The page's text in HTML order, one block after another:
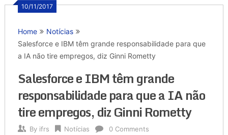
10/11/2017
Home
Notícias
Salesforce e IBM têm grande responsabilidade para que
a IA não tire empregos, diz Ginni Rometty
Salesforce e IBM têm grande
responsabilidade para que a IA não
tire empregos, diz Ginni Rometty
By ifrs Notícias 0 Comments